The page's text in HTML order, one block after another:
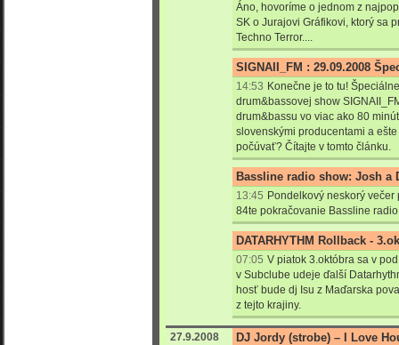
Áno, hovoríme o jednom z
SK o Jurajovi Gráfikovi, ktorý sa
Techno Terror....
SIGNAII_FM : 29.09.2008
14:53 Konečne je to tu!
drum&bassovej show
drum&bassu vo viac ako 80
slovenskými producentami a
počúvať? Čítajte v tomto článku.
Bassline radio show: Josh a
13:45 Pondelkový neskorý
84te pokračovanie Bassline
DATARHYTHM Rollback -
07:05 V piatok 3.októbra sa v
v Subclube udeje ďalší
hosť bude dj Isu z Maďarska
z tejto krajiny.
27.9.2008
DJ Jordy (strobe) – I Love